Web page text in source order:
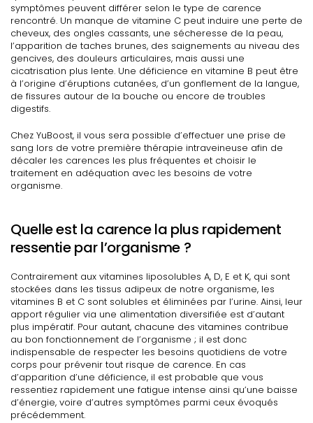
symptômes peuvent différer selon le type de carence
rencontré. Un manque de vitamine C peut induire une perte de
cheveux, des ongles cassants, une sécheresse de la peau,
l’apparition de taches brunes, des saignements au niveau des
gencives, des douleurs articulaires, mais aussi une
cicatrisation plus lente. Une déficience en vitamine B peut être
à l’origine d’éruptions cutanées, d’un gonflement de la langue,
de fissures autour de la bouche ou encore de troubles
digestifs.
Chez YuBoost, il vous sera possible d’effectuer une prise de
sang lors de votre première thérapie intraveineuse afin de
décaler les carences les plus fréquentes et choisir le
traitement en adéquation avec les besoins de votre
organisme.
Quelle est la carence la plus rapidement
ressentie par l’organisme ?
Contrairement aux vitamines liposolubles A, D, E et K, qui sont
stockées dans les tissus adipeux de notre organisme, les
vitamines B et C sont solubles et éliminées par l’urine. Ainsi, leur
apport régulier via une alimentation diversifiée est d’autant
plus impératif. Pour autant, chacune des vitamines contribue
au bon fonctionnement de l’organisme ; il est donc
indispensable de respecter les besoins quotidiens de votre
corps pour prévenir tout risque de carence. En cas
d’apparition d’une déficience, il est probable que vous
ressentiez rapidement une fatigue intense ainsi qu’une baisse
d’énergie, voire d’autres symptômes parmi ceux évoqués
précédemment.